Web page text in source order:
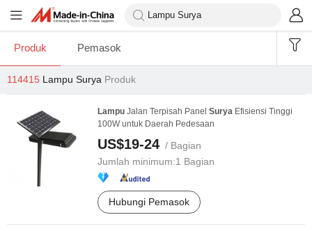
Produk Pemasok
114415 Lampu Surya Produk
Lampu Jalan Terpisah Panel Surya Efisiensi Tinggi
100W untuk Daerah Pedesaan
US$19-24 / Bagian
Jumlah minimum:1 Bagian
Hubungi Pemasok